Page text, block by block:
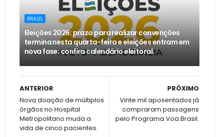
BRASIL
Eleições 2026: prazo para realizar convenções
termina nesta quarta-feira e eleições entram em
nova fase; confira calendário eleitoral.
PRÓXIMO
Vinte mil aposentados já
compraram passagens
pelo Programa Voa Brasil.
ANTERIOR
Nova doação de múltiplos
órgãos no Hospital
Metropolitano muda a
vida de cinco pacientes.